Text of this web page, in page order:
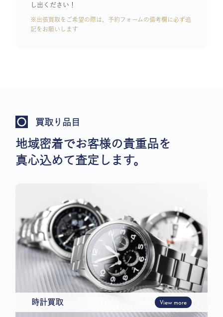
し出ください！
※出張買取をご希望の際は、予約フォームの備考欄に必ず追
記をお願いします
買取り品目
地域密着でお客様の貴重品を
真心込めて査定します。
時計買取 View more